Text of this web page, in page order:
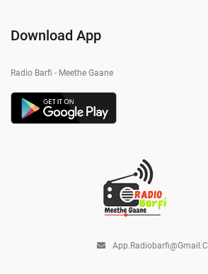
Download App
Radio Barfi - Meethe Gaane